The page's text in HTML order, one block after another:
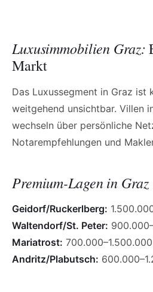
Luxusimmobilien Graz:
Markt
Das Luxussegment in Graz ist
weitgehend unsichtbar. Villen
wechseln über persönliche
Notarempfehlungen und
Premium-Lagen in Graz
Geidorf/Ruckerlberg:
Waltendorf/St. Peter:
Mariatrost: 700.000–1.500.000
Andritz/Plabutsch: